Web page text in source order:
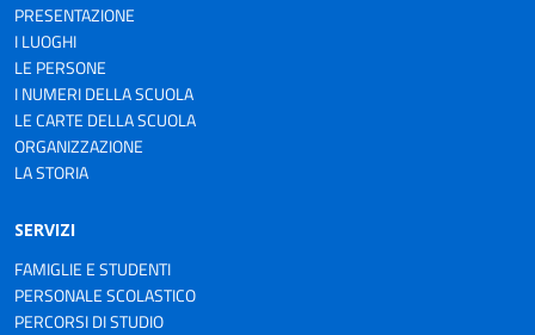
PRESENTAZIONE
I LUOGHI
LE PERSONE
I NUMERI DELLA SCUOLA
LE CARTE DELLA SCUOLA
ORGANIZZAZIONE
LA STORIA
SERVIZI
FAMIGLIE E STUDENTI
PERSONALE SCOLASTICO
PERCORSI DI STUDIO